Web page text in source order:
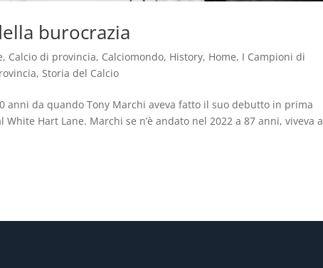
burocrazia
, Calcio di provincia, Calciomondo, History, Home, I Campioni di
, Storia del Calcio
anni da quando Tony Marchi aveva fatto il suo debutto in prima
Hart Lane. Marchi se n’è andato nel 2022 a 87 anni, viveva a